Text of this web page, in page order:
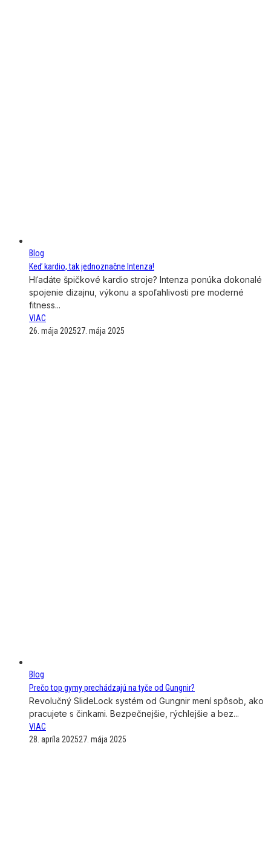
Blog
Keď kardio, tak jednoznačne Intenza!
Hľadáte špičkové kardio stroje? Intenza ponúka dokonalé
spojenie dizajnu, výkonu a spoľahlivosti pre moderné
fitness...
VIAC
26. mája 202527. mája 2025
Blog
Prečo top gymy prechádzajú na tyče od Gungnir?
Revolučný SlideLock systém od Gungnir mení spôsob, ako
pracujete s činkami. Bezpečnejšie, rýchlejšie a bez...
VIAC
28. apríla 202527. mája 2025